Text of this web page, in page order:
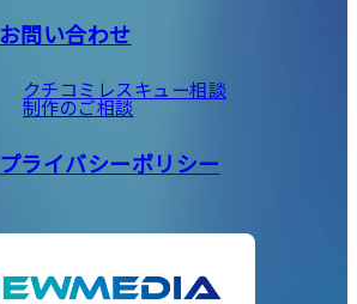
お問い合わせ
クチコミレスキュー相談
制作のご相談
プライバシーポリシー